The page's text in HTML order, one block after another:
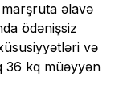
əlavə
ödənişsiz
və
36 kq müəyyən